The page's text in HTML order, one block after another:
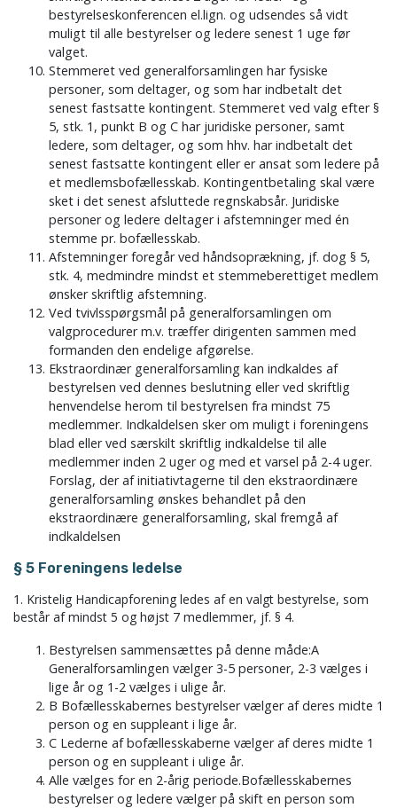
bestyrelseskonferencen el.lign. og udsendes så vidt
muligt til alle bestyrelser og ledere senest 1 uge før
valget.
Stemmeret ved generalforsamlingen har fysiske
personer, som deltager, og som har indbetalt det
senest fastsatte kontingent. Stemmeret ved valg efter §
5, stk. 1, punkt B og C har juridiske personer, samt
ledere, som deltager, og som hhv. har indbetalt det
senest fastsatte kontingent eller er ansat som ledere på
et medlemsbofællesskab. Kontingentbetaling skal være
sket i det senest afsluttede regnskabsår. Juridiske
personer og ledere deltager i afstemninger med én
stemme pr. bofællesskab.
Afstemninger foregår ved håndsoprækning, jf. dog § 5,
stk. 4, medmindre mindst et stemmeberettiget medlem
ønsker skriftlig afstemning.
Ved tvivlsspørgsmål på generalforsamlingen om
valgprocedurer m.v. træffer dirigenten sammen med
formanden den endelige afgørelse.
Ekstraordinær generalforsamling kan indkaldes af
bestyrelsen ved dennes beslutning eller ved skriftlig
henvendelse herom til bestyrelsen fra mindst 75
medlemmer. Indkaldelsen sker om muligt i foreningens
blad eller ved særskilt skriftlig indkaldelse til alle
medlemmer inden 2 uger og med et varsel på 2-4 uger.
Forslag, der af initiativtagerne til den ekstraordinære
generalforsamling ønskes behandlet på den
ekstraordinære generalforsamling, skal fremgå af
indkaldelsen
§ 5 Foreningens ledelse
1. Kristelig Handicapforening ledes af en valgt bestyrelse, som
består af mindst 5 og højst 7 medlemmer, jf. § 4.
Bestyrelsen sammensættes på denne måde:A
Generalforsamlingen vælger 3-5 personer, 2-3 vælges i
lige år og 1-2 vælges i ulige år.
B Bofællesskabernes bestyrelser vælger af deres midte 1
person og en suppleant i lige år.
C Lederne af bofællesskaberne vælger af deres midte 1
person og en suppleant i ulige år.
Alle vælges for en 2-årig periode.Bofællesskabernes
bestyrelser og ledere vælger på skift en person som